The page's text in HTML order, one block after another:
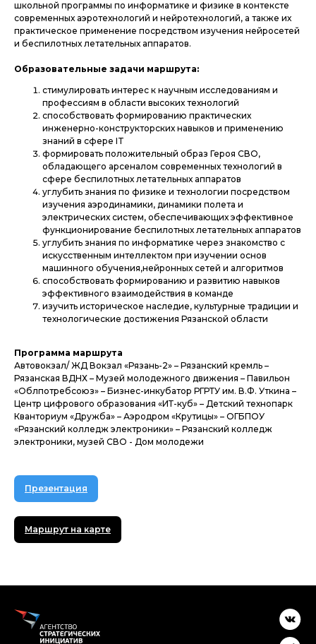
школьной программы по информатике и физике в контексте
современных аэротехнологий и нейротехнологий, а также их
практическое применение посредством изучения нейросетей
и беспилотных летательных аппаратов.
Образовательные задачи маршрута:
стимулировать интерес к научным исследованиям и
профессиям в области высоких технологий
способствовать формированию практических
инженерно-конструкторских навыков и применению
знаний в сфере IT
формировать положительный образ Героя СВО,
обладающего арсеналом современных технологий в
сфере беспилотных летательных аппаратов
углубить знания по физике и технологии посредством
изучения аэродинамики, динамики полета и
электрических систем, обеспечивающих эффективное
функционирование беспилотных летательных аппаратов
углубить знания по информатике через знакомство с
искусственным интеллектом при изучении основ
машинного обучения,нейронных сетей и алгоритмов
способствовать формированию и развитию навыков
эффективного взаимодействия в команде
изучить историческое наследие, культурные традиции и
технологические достижения Рязанской области
Программа маршрута
Автовокзал/ ЖД Вокзал «Рязань-2» – Рязанский кремль –
Рязанская ВДНХ – Музей молодежного движения – Павильон
«Облпотребсоюз» – Бизнес-инкубатор РГРТУ им. В.Ф. Уткина –
Центр цифрового образования «ИТ-куб» – Детский технопарк
Кванториум «Дружба» – Аэродром «Крутицы» – ОГБПОУ
«Рязанский колледж электроники» – Рязанский колледж
электроники, музей СВО - Дом молодежи
Презентация
Маршрут на карте